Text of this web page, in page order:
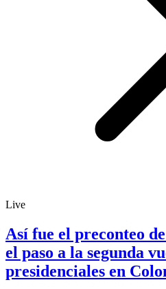
Live
Así fue el preconteo
el paso a la segunda
presidenciales en